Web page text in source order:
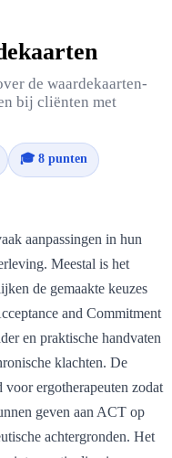
de waardekaarten-
bij cliënten met
🎓 8 punten
aanpassingen in hun
Meestal is het
de gemaakte keuzes
and Commitment
en praktische handvaten
klachten. De
ergotherapeuten zodat
geven aan ACT op
achtergronden. Het